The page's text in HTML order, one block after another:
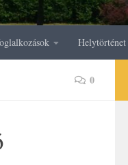
Helytörténet
0